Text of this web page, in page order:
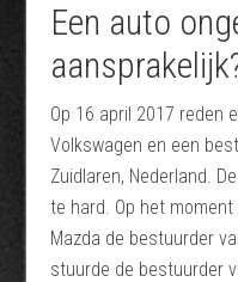
Een auto
Op 16 april 2017 reden
Volkswagen en een
Zuidlaren, Nederland.
te hard. Op het
Mazda de bestuurder
stuurde de bestuurder